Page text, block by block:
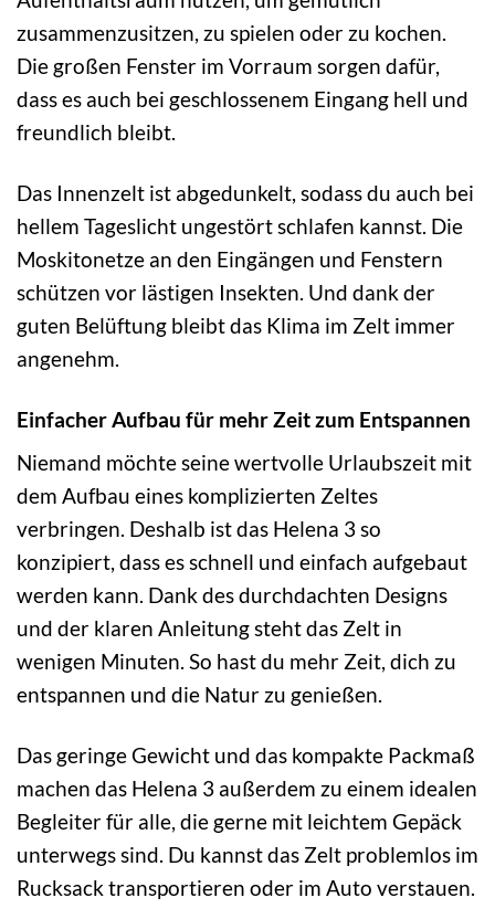
zusammenzusitzen, zu spielen oder zu kochen.
Die großen Fenster im Vorraum sorgen dafür,
dass es auch bei geschlossenem Eingang hell und
freundlich bleibt.
Das Innenzelt ist abgedunkelt, sodass du auch bei
hellem Tageslicht ungestört schlafen kannst. Die
Moskitonetze an den Eingängen und Fenstern
schützen vor lästigen Insekten. Und dank der
guten Belüftung bleibt das Klima im Zelt immer
angenehm.
Einfacher Aufbau für mehr Zeit zum Entspannen
Niemand möchte seine wertvolle Urlaubszeit mit
dem Aufbau eines komplizierten Zeltes
verbringen. Deshalb ist das Helena 3 so
konzipiert, dass es schnell und einfach aufgebaut
werden kann. Dank des durchdachten Designs
und der klaren Anleitung steht das Zelt in
wenigen Minuten. So hast du mehr Zeit, dich zu
entspannen und die Natur zu genießen.
Das geringe Gewicht und das kompakte Packmaß
machen das Helena 3 außerdem zu einem idealen
Begleiter für alle, die gerne mit leichtem Gepäck
unterwegs sind. Du kannst das Zelt problemlos im
Rucksack transportieren oder im Auto verstauen.